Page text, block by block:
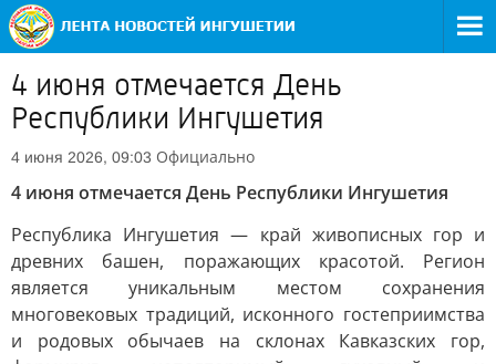
4 июня отмечается День
Республики Ингушетия
4 июня 2026, 09:03 Официально
4 июня отмечается День Республики Ингушетия
Республика Ингушетия — край живописных гор и
древних башен, поражающих красотой. Регион
является уникальным местом сохранения
многовековых традиций, исконного гостеприимства
и родовых обычаев на склонах Кавказских гор,